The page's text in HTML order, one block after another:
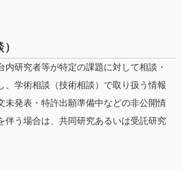
研究者等が特定の課題に対して相談・
、学術相談（技術相談）で取り扱う情報
未発表・特許出願準備中などの非公開情
伴う場合は、共同研究あるいは受託研究